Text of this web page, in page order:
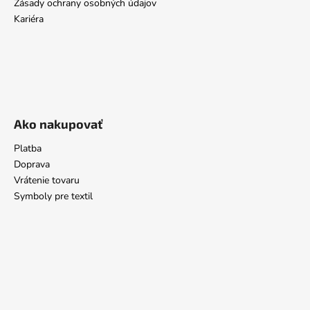
Zásady ochrany osobných údajov
Kariéra
Ako nakupovať
Platba
Doprava
Vrátenie tovaru
Symboly pre textil